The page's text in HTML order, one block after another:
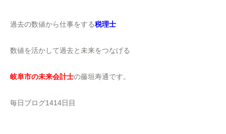
過去の数値から仕事をする税理士
数値を活かして過去と未来をつなげる
岐阜市の未来会計士の藤垣寿通です。
毎日ブログ1414日目